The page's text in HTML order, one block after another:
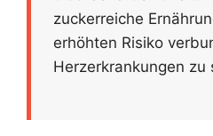
zuckerreiche
erhöhten Risiko
Herzerkrankungen zu